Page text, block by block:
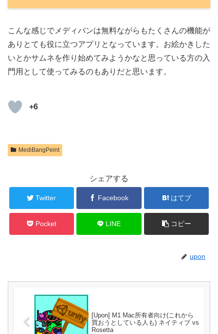
こんな感じでメディバンは無料ながらもたくさんの機能が
ありとても役に立つアプリとなっています。お絵かきした
いとかサムネを作り始めてみようかなと思っている方の入
門用として使ってみるのもありだと思います。
+6
MediBangPeint
シェアする
Twitter Facebook はてブ
Pocket LINE コピー
upon
[Upon] M1 Mac所有者向け(これから
買おうとしている人も) ネイティブ vs
Rosetta